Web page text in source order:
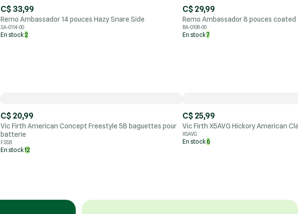
C$ 33,99
Remo Ambassador 14 pouces Hazy Snare Side
SA-0114-00
En stock2
C$ 29,99
Remo Ambassador 8 pouces coated
BA-0108-00
En stock7
C$ 20,99
Vic Firth American Concept Freestyle 5B baguettes pour
batterie
FS5B
En stock12
C$ 25,99
Vic Firth X5AVG Hickory American
X5AVG
En stock6